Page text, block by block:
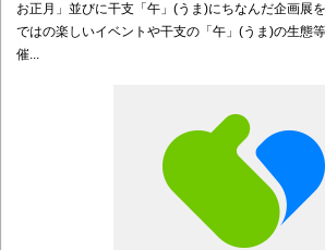
お正月」並びに干支「午」(うま)にちなんだ企画展
ではの楽しいイベントや干支の「午」(うま)の生態
催...